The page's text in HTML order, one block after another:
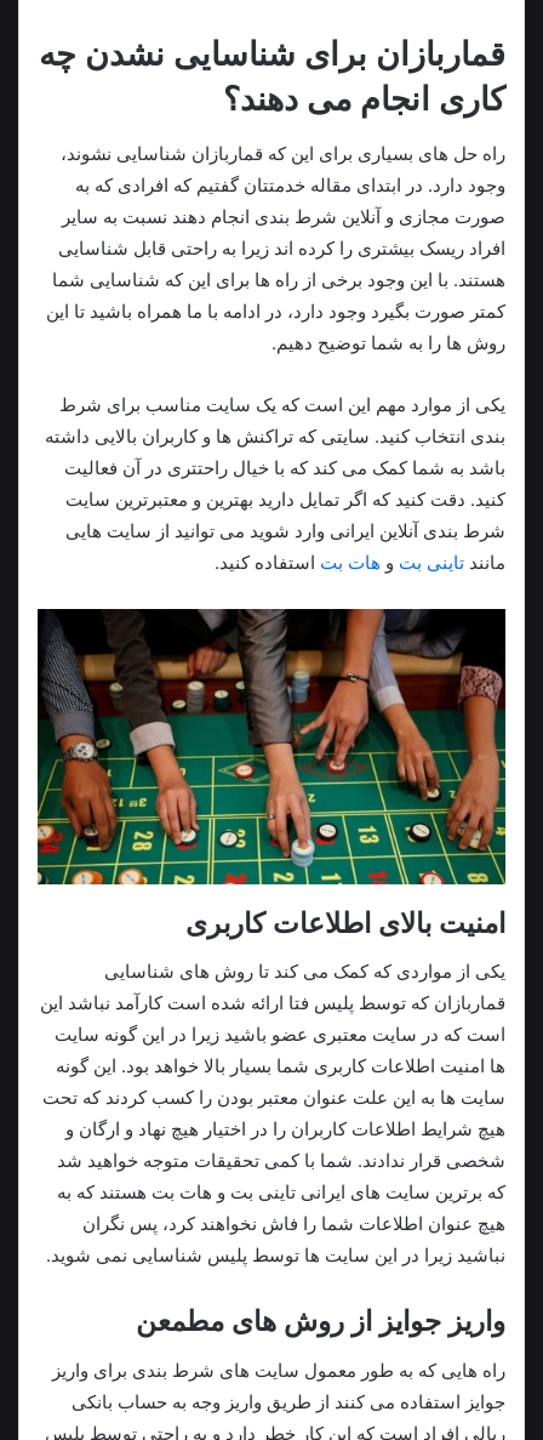
قماربازان برای شناسایی نشدن چه
کاری انجام می دهند؟
راه‌ حل‌ های بسیاری برای این‌ که قماربازان شناسایی نشوند،
وجود دارد. در ابتدای مقاله خدمتتان گفتیم که افرادی که به‌
صورت مجازی و آنلاین شرط‌ بندی انجام دهند نسبت‌ به سایر
افراد ریسک بیشتری را کرده‌ اند زیرا به‌ راحتی قابل‌ شناسایی
هستند. با این‌ وجود برخی از راه‌ ها برای این‌ که شناسایی شما
کمتر صورت بگیرد وجود دارد، در ادامه با ما همراه باشید تا این
روش‌ ها را به شما توضیح دهیم.
یکی از موارد مهم این است که یک سایت مناسب برای شرط‌
بندی انتخاب کنید. سایتی که تراکنش‌ ها و کاربران بالایی داشته
باشد به شما کمک می‌ کند که با خیال راحتتری در آن فعالیت
کنید. دقت کنید که اگر تمایل دارید بهترین و معتبرترین سایت
شرط‌ بندی آنلاین ایرانی وارد شوید می‌ توانید از سایت‌ هایی
مانند تاینی بت و هات بت استفاده کنید.
امنیت بالای اطلاعات کاربری
یکی از مواردی که کمک می کند تا روش های شناسایی
قماربازان که توسط پلیس فتا ارائه شده است کارآمد نباشد این
است که در سایت معتبری عضو باشید زیرا در این گونه سایت
ها امنیت اطلاعات کاربری شما بسیار بالا خواهد بود. این گونه
سایت ها به این علت عنوان معتبر بودن را کسب کردند که تحت
هیچ شرایط اطلاعات کاربران را در اختیار هیچ نهاد و ارگان و
شخصی قرار ندادند. شما با کمی تحقیقات متوجه خواهید شد
که برترین سایت های ایرانی تاینی بت و هات بت هستند که به
هیچ عنوان اطلاعات شما را فاش نخواهند کرد، پس نگران
نباشید زیرا در این سایت ها توسط پلیس شناسایی نمی شوید.
واریز جوایز از روش های مطمعن
راه‌ هایی که به‌ طور معمول سایت‌ های شرط‌ بندی برای واریز
جوایز استفاده می‌ کنند از طریق واریز وجه به حساب بانکی
ریالی افراد است که این کار خطر دارد و به‌ راحتی توسط پلیس